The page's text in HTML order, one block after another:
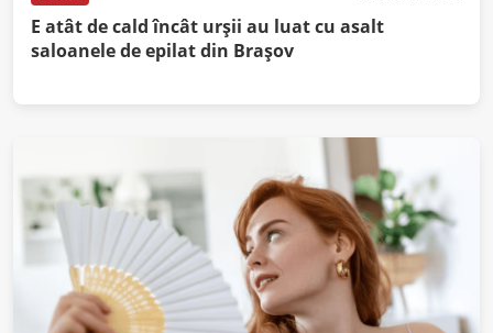
E atât de cald încât urșii au luat cu asalt
saloanele de epilat din Brașov